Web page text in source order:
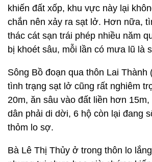
khiến đất xốp, khu vực này lại
chắn nên xảy ra sạt lở. Hơn nữa,
thác cát sạn trái phép nhiều năm
bị khoét sâu, mỗi lần có mưa lũ là
Sông Bồ đoạn qua thôn Lai Thành
tình trạng sạt lở cũng rất nghiêm
20m, ăn sâu vào đất liền hơn
dân phải di dời, 6 hộ còn lại đang
thỏm lo sợ.
Bà Lê Thị Thủy ở trong thôn lo